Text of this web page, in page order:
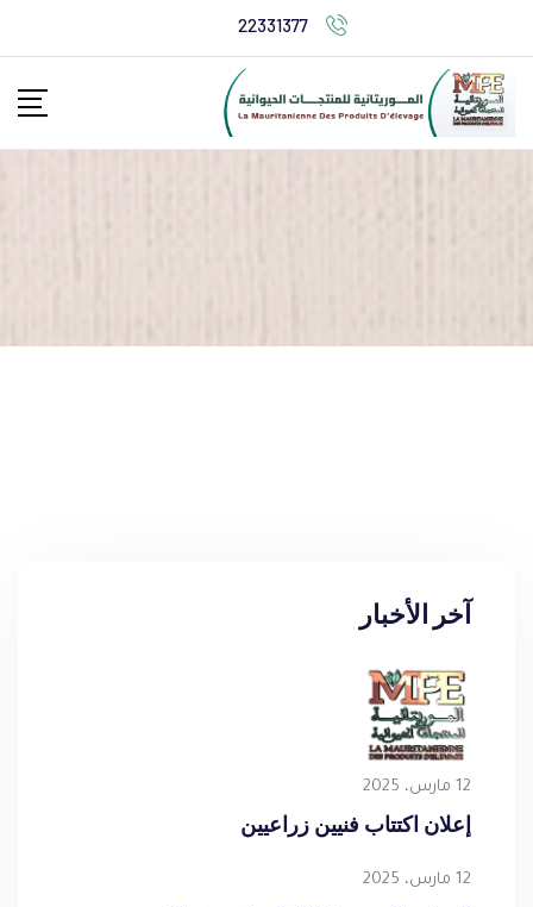
to
content
22331377
آخر الأخبار
12 مارس، 2025
إعلان اكتتاب فنيين زراعيين
12 مارس، 2025